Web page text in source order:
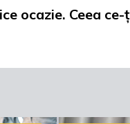
ocazie. Ceea